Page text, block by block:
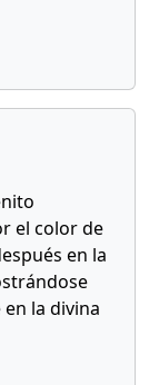
el color de
en la
la divina